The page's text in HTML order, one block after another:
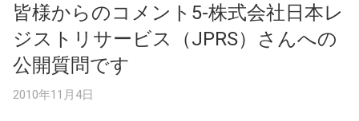
皆様からのコメント5-株式会社日本レ
ジストリサービス（JPRS）さんへの
公開質問です
2010年11月4日